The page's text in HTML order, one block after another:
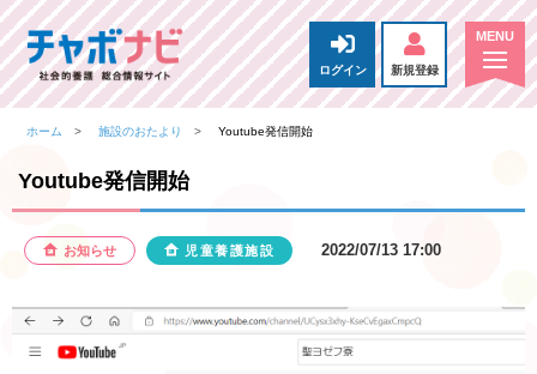
ログイン 新規登録
ホーム 施設のおたより Youtube発信開始
Youtube発信開始
お知らせ 児童養護施設 2022/07/13 17:00